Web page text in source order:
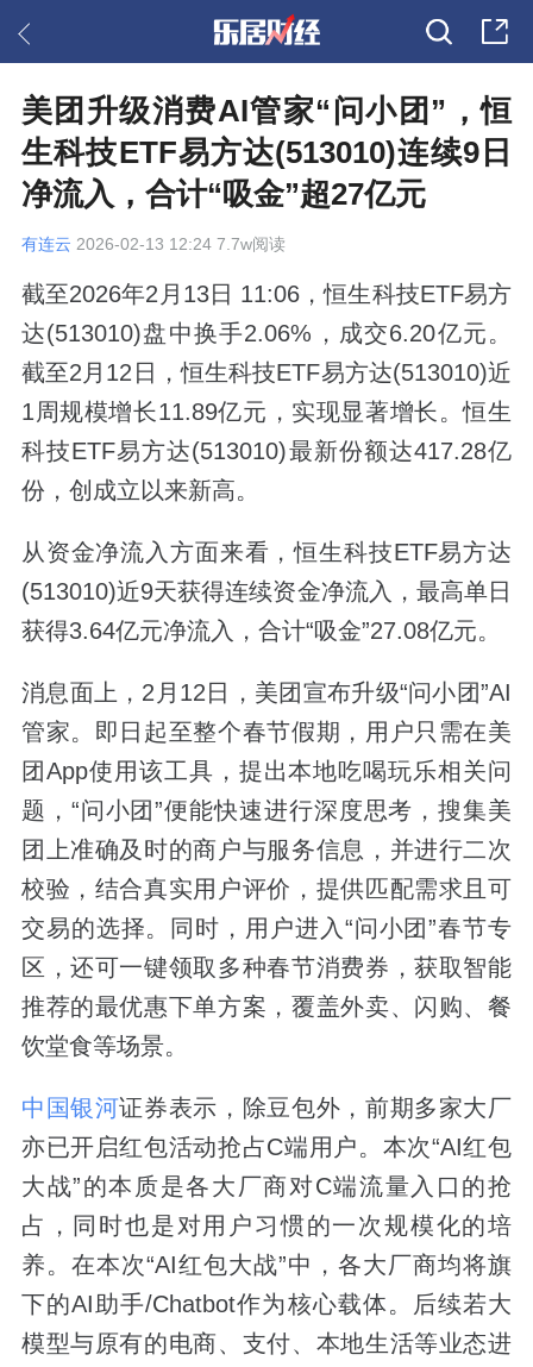
美团升级消费AI管家“问小团”，恒
生科技ETF易方达(513010)连续9日
净流入，合计“吸金”超27亿元
有连云 2026-02-13 12:24 7.7w阅读
截至2026年2月13日 11:06，恒生科技ETF易方
达(513010)盘中换手2.06%，成交6.20亿元。
截至2月12日，恒生科技ETF易方达(513010)近
1周规模增长11.89亿元，实现显著增长。恒生
科技ETF易方达(513010)最新份额达417.28亿
份，创成立以来新高。
从资金净流入方面来看，恒生科技ETF易方达
(513010)近9天获得连续资金净流入，最高单日
获得3.64亿元净流入，合计“吸金”27.08亿元。
消息面上，2月12日，美团宣布升级“问小团”AI
管家。即日起至整个春节假期，用户只需在美
团App使用该工具，提出本地吃喝玩乐相关问
题，“问小团”便能快速进行深度思考，搜集美
团上准确及时的商户与服务信息，并进行二次
校验，结合真实用户评价，提供匹配需求且可
交易的选择。同时，用户进入“问小团”春节专
区，还可一键领取多种春节消费券，获取智能
推荐的最优惠下单方案，覆盖外卖、闪购、餐
饮堂食等场景。
中国银河证券表示，除豆包外，前期多家大厂
亦已开启红包活动抢占C端用户。本次“AI红包
大战”的本质是各大厂商对C端流量入口的抢
占，同时也是对用户习惯的一次规模化的培
养。在本次“AI红包大战”中，各大厂商均将旗
下的AI助手/Chatbot作为核心载体。后续若大
模型与原有的电商、支付、本地生活等业态进